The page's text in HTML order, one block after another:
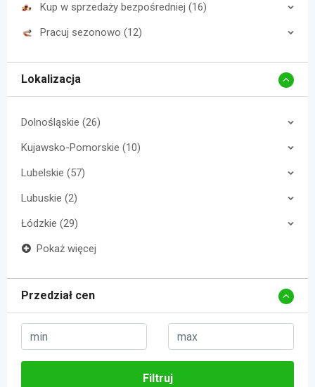
Kup w sprzedaży bezpośredniej (16)
Pracuj sezonowo (12)
Lokalizacja
Dolnośląskie (26)
Kujawsko-Pomorskie (10)
Lubelskie (57)
Lubuskie (2)
Łódzkie (29)
Pokaż więcej
Przedział cen
Filtruj